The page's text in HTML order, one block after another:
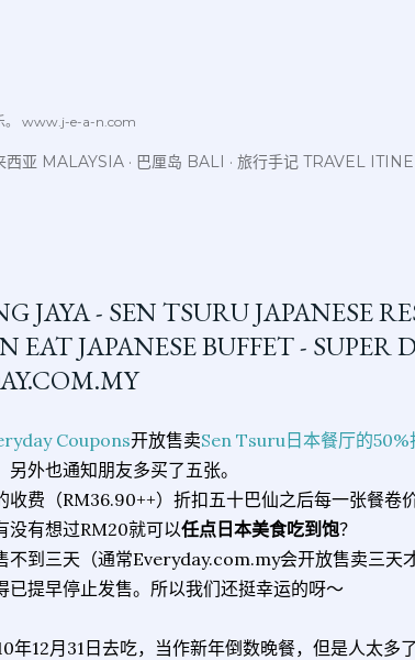
。 www.j-e-a-n.com
西亚 MALAYSIA 巴厘岛 BALI 旅行手记 TRAVEL
JAYA - SEN TSURU JAPANESE
EAT JAPANESE BUFFET - SUPER
Coupons开放售卖Sen Tsuru日本餐厅的50%
另外也通知朋友多买了五张。
收费（RM36.90++）折扣五十巴仙之后每一张餐卷
没有想过RM20就可以任点日本美食吃到饱？
不到三天（通常Everyday.com.my会开放售卖三天
已提早停止发售。所以我们还挺幸运的呀～
年12月31日去吃，当作新年倒数晚餐，但是人太多